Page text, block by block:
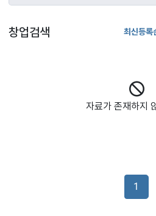
창업검색 최신등록
자료가 존재하지
1